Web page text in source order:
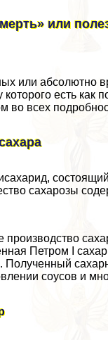
или
или абсолютно
которого есть
во всех
сахарозы
Петром I
Полученный
соусов и